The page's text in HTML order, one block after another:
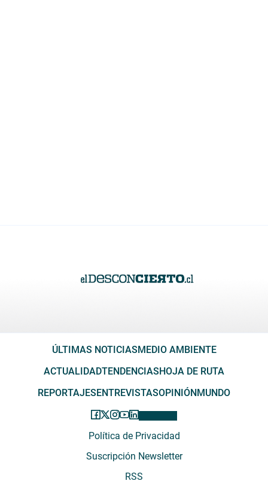
ÚLTIMAS NOTICIAS MEDIO AMBIENTE
ACTUALIDADTENDENCIAS HOJA DE RUTA
REPORTAJES ENTREVISTASOPINIÓN MUNDO
Política de Privacidad
Suscripción Newsletter
RSS